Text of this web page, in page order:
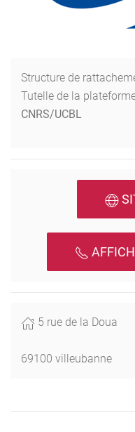
Structure de
Tutelle de la
CNRS/UCBL
5 rue de la Doua
69100 villeubanne